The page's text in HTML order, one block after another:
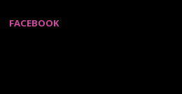
FACEBOOK